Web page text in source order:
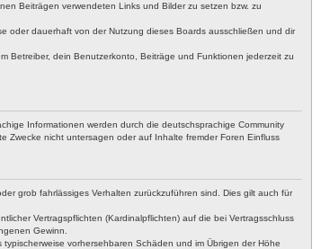
Beiträgen verwendeten Links und Bilder zu setzen bzw. zu
oder dauerhaft von der Nutzung dieses Boards ausschließen und dir
Betreiber, dein Benutzerkonto, Beiträge und Funktionen jederzeit zu
Informationen werden durch die deutschsprachige Community
Zwecke nicht untersagen oder auf Inhalte fremder Foren Einfluss
grob fahrlässiges Verhalten zurückzuführen sind. Dies gilt auch für
Vertragspflichten (Kardinalpflichten) auf die bei Vertragsschluss
Gewinn.
vorhersehbaren Schäden und im Übrigen der Höhe